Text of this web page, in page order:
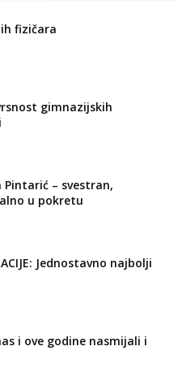
fizičara
gimnazijskih
Pintarić – svestran,
u pokretu
Jednostavno najbolji
i ove godine nasmijali i